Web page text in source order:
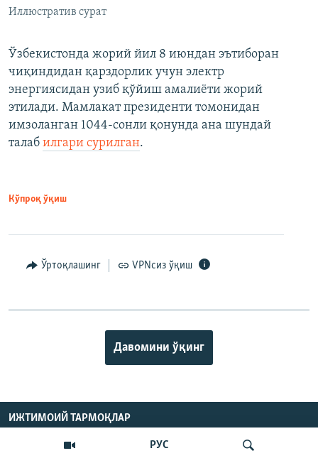
РУС
Иллюстратив сурат
Ўзбекистонда жорий йил 8 июндан эътиборан
чиқиндидан қарздорлик учун электр
энергиясидан узиб қўйиш амалиёти жорий
этилади. Мамлакат президенти томонидан
имзоланган 1044-сонли қонунда ана шундай
талаб илгари сурилган.
Кўпроқ ўқиш
Ўртоқлашинг VPNсиз ўқиш
Давомини ўқинг
ИЖТИМОИЙ ТАРМОҚЛАР